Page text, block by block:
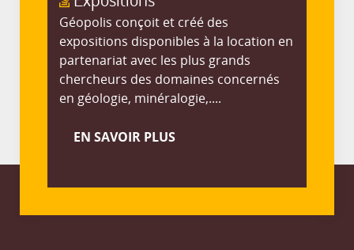
Géopolis conçoit et créé des
expositions disponibles à la location en
partenariat avec les plus grands
chercheurs des domaines concernés
en géologie, minéralogie,....
EN SAVOIR PLUS